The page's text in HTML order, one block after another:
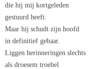
die hij mij kortgeleden
gestuurd heeft.
Maar hij schudt zijn hoofd
in definitief gebaar.
Liggen herinneringen slechts
als droesem troebel